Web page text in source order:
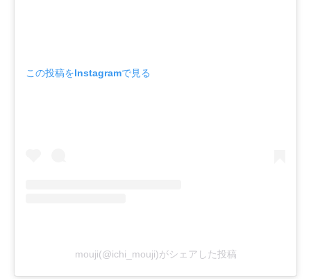
この投稿をInstagramで見る
mouji(@ichi_mouji)がシェアした投稿